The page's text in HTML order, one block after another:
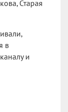
Старая
в
и